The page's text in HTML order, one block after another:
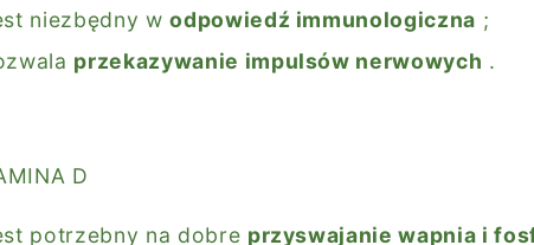
niezbędny w odpowiedź immunologiczna ;
przekazywanie impulsów nerwowych .
D
potrzebny na dobre przyswajanie wapnia i